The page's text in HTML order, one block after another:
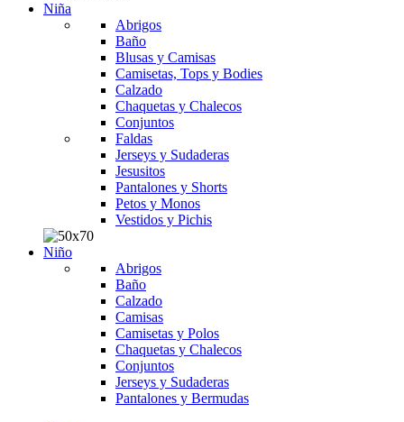
Niña
Abrigos
Baño
Blusas y Camisas
Camisetas, Tops y Bodies
Calzado
Chaquetas y Chalecos
Conjuntos
Faldas
Jerseys y Sudaderas
Jesusitos
Pantalones y Shorts
Petos y Monos
Vestidos y Pichis
Niño
Abrigos
Baño
Calzado
Camisas
Camisetas y Polos
Chaquetas y Chalecos
Conjuntos
Jerseys y Sudaderas
Pantalones y Bermudas